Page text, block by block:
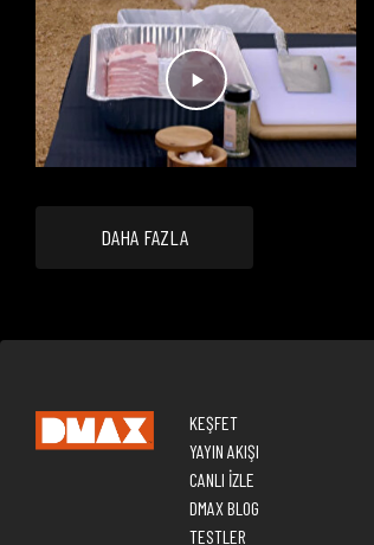
DAHA FAZLA
KEŞFET
YAYIN AKIŞI
CANLI İZLE
DMAX BLOG
TESTLER